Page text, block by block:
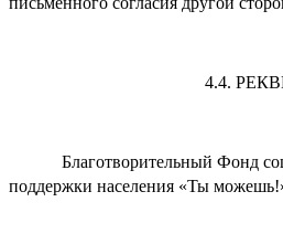
4.4.
Благотворительный Фонд
поддержки населения «Ты